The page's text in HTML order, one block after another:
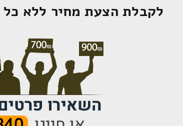
לקבלת הצעת מחיר ללא כל